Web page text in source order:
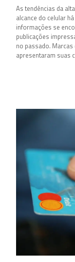
As tendências da
alcance do celular
informações se
publicações
no passado.
apresentaram suas